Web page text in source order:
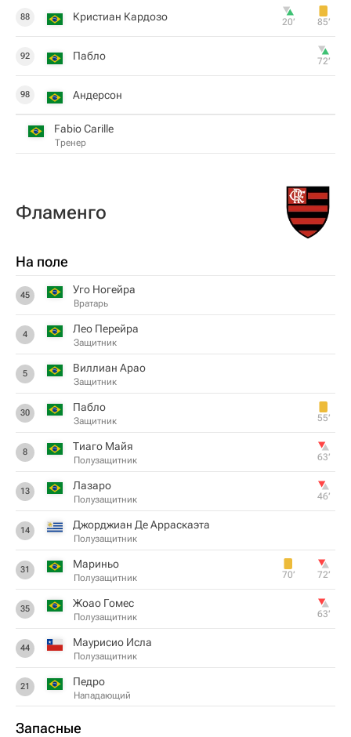
88 Кристиан Кардозо 20‎’‎ 85‎’‎
92 Пабло 72‎’‎
98 Андерсон
Fabio Carille
Тренер
Фламенго
На поле
45 Уго Ногейра
Вратарь
4 Лео Перейра
Защитник
5 Виллиан Арао
Защитник
30 Пабло
Защитник 55‎’‎
8 Тиаго Майя
Полузащитник 63‎’‎
13 Лазаро
Полузащитник 46‎’‎
14 Джорджиан Де Арраскаэта
Полузащитник
31 Мариньо
Полузащитник 70‎’‎ 72‎’‎
35 Жоао Гомес
Полузащитник 63‎’‎
44 Маурисио Исла
Полузащитник
21 Педро
Нападающий
Запасные